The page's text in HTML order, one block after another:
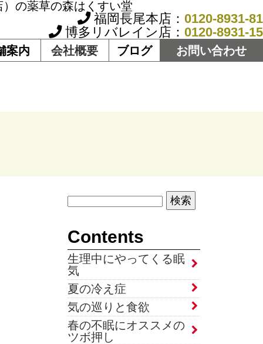
の薬草の森はくすい堂
福岡長尾本店： 0120-8931-81
博多リバレイン店： 0120-8931-15
案内 会社概要 ブログ お問い合わせ
Contents
生理中にやってくる眠
気
夏の冷え症
気の巡りと食欲
春の不眠にオススメの
ツボ押し